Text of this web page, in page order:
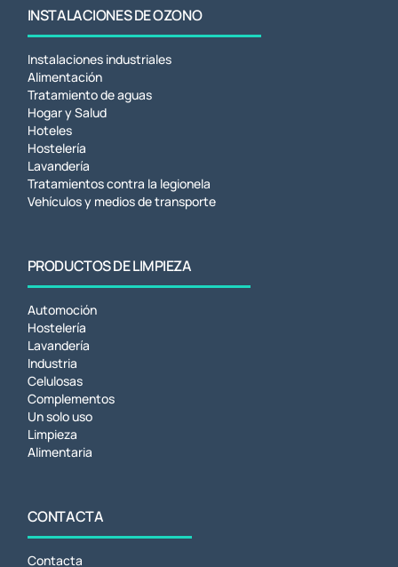
INSTALACIONES DE OZONO
Instalaciones industriales
Alimentación
Tratamiento de aguas
Hogar y Salud
Hoteles
Hostelería
Lavandería
Tratamientos contra la legionela
Vehículos y medios de transporte
PRODUCTOS DE LIMPIEZA
Automoción
Hostelería
Lavandería
Industria
Celulosas
Complementos
Un solo uso
Limpieza
Alimentaria
CONTACTA
Contacta